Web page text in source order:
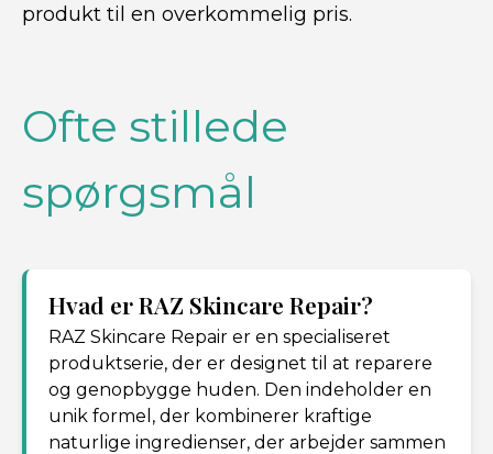
produkt til en overkommelig pris.
Ofte stillede
spørgsmål
Hvad er RAZ Skincare Repair?
RAZ Skincare Repair er en specialiseret
produktserie, der er designet til at reparere
og genopbygge huden. Den indeholder en
unik formel, der kombinerer kraftige
naturlige ingredienser, der arbejder sammen